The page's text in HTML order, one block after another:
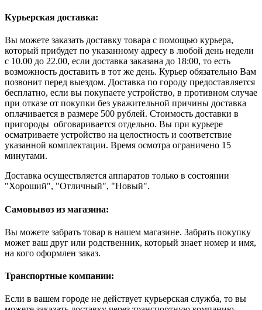
Курьерская доставка:
Вы можете заказать доставку товара с помощью курьера,
который прибудет по указанному адресу в любой день недели
с 10.00 до 22.00, если доставка заказана до 18:00, то есть
возможность доставить в тот же день. Курьер обязательно Вам
позвонит перед выездом. Доставка по городу предоставляется
бесплатно, если вы покупаете устройство, в противном случае
при отказе от покупки без уважительной причины доставка
оплачивается в размере 500 рублей. Стоимость доставки в
пригороды обговаривается отдельно. Вы при курьере
осматриваете устройство на целостность и соответствие
указанной комплектации. Время осмотра ограничено 15
минутами.
Доставка осуществляется аппаратов только в состоянии
"Хороший", "Отличный", "Новый".
Самовывоз из магазина:
Вы можете забрать товар в нашем магазине. Забрать покупку
может ваш друг или родственник, который знает номер и имя,
на кого оформлен заказ.
Транспортные компании:
Если в вашем городе не действует курьерская служба, то вы